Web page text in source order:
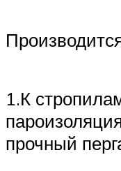
1.К
прочный